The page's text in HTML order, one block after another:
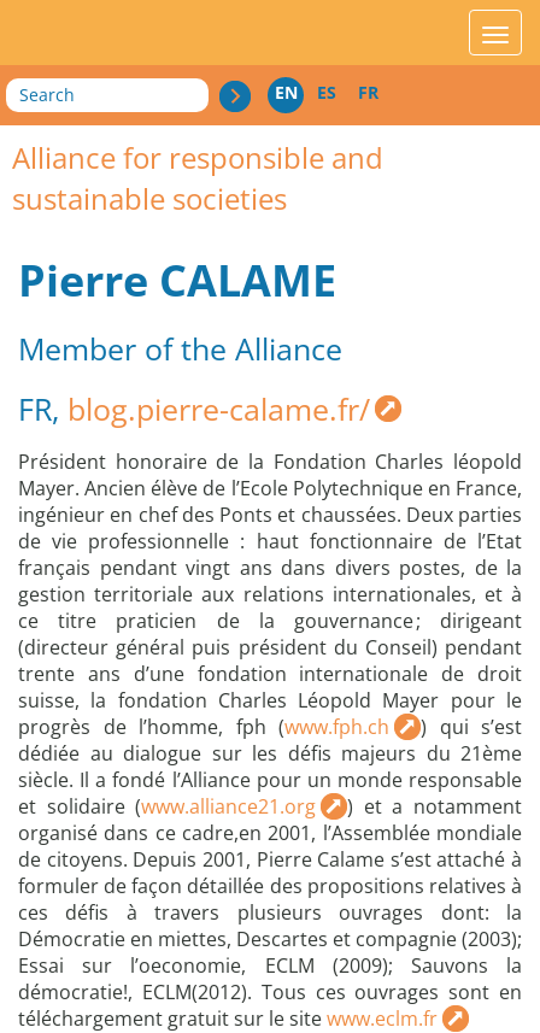
Search EN ES FR
Alliance for responsible and
sustainable societies
Pierre CALAME
Member of the Alliance
FR, blog.pierre-calame.fr/
Président honoraire de la Fondation Charles léopold
Mayer. Ancien élève de l’Ecole Polytechnique en France,
ingénieur en chef des Ponts et chaussées. Deux parties
de vie professionnelle : haut fonctionnaire de l’Etat
français pendant vingt ans dans divers postes, de la
gestion territoriale aux relations internationales, et à
ce titre praticien de la gouvernance ; dirigeant
(directeur général puis président du Conseil) pendant
trente ans d’une fondation internationale de droit
suisse, la fondation Charles Léopold Mayer pour le
progrès de l’homme, fph (www.fph.ch
) qui s’est
dédiée au dialogue sur les défis majeurs du 21ème
siècle. Il a fondé l’Alliance pour un monde responsable
et solidaire (www.alliance21.org
) et a notamment
organisé dans ce cadre,en 2001, l’Assemblée mondiale
de citoyens. Depuis 2001, Pierre Calame s’est attaché à
formuler de façon détaillée des propositions relatives à
ces défis à travers plusieurs ouvrages dont: la
Démocratie en miettes, Descartes et compagnie (2003);
Essai sur l’oeconomie, ECLM (2009); Sauvons la
démocratie!, ECLM(2012). Tous ces ouvrages sont en
téléchargement gratuit sur le sitewww.eclm.fr